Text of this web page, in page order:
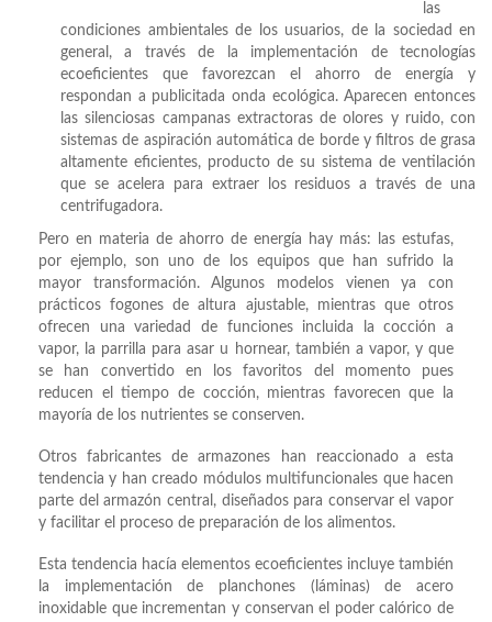
las
condiciones ambientales de los usuarios, de la sociedad en
general, a través de la implementación de tecnologías
ecoeficientes que favorezcan el ahorro de energía y
respondan a publicitada onda ecológica. Aparecen entonces
las silenciosas campanas extractoras de olores y ruido, con
sistemas de aspiración automática de borde y filtros de grasa
altamente eficientes, producto de su sistema de ventilación
que se acelera para extraer los residuos a través de una
centrifugadora.
Pero en materia de ahorro de energía hay más: las estufas,
por ejemplo, son uno de los equipos que han sufrido la
mayor transformación. Algunos modelos vienen ya con
prácticos fogones de altura ajustable, mientras que otros
ofrecen una variedad de funciones incluida la cocción a
vapor, la parrilla para asar u hornear, también a vapor, y que
se han convertido en los favoritos del momento pues
reducen el tiempo de cocción, mientras favorecen que la
mayoría de los nutrientes se conserven.
Otros fabricantes de armazones han reaccionado a esta
tendencia y han creado módulos multifuncionales que hacen
parte del armazón central, diseñados para conservar el vapor
y facilitar el proceso de preparación de los alimentos.
Esta tendencia hacía elementos ecoeficientes incluye también
la implementación de planchones (láminas) de acero
inoxidable que incrementan y conservan el poder calórico de